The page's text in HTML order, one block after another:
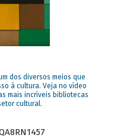
dos diversos meios que
à cultura. Veja no vídeo
mais incríveis bibliotecas
cultural.